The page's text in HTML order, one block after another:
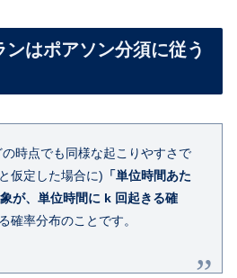
ンはポアソン分須に従う
時点でも同様な起こりやすさで
仮定した場合に) 「単位時間あた
が、単位時間に k 回起きる確
確率分布のことです。